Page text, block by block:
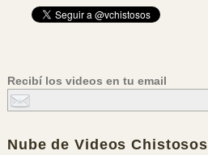
Recibí los videos en tu email
Nube deVideos Chistosos